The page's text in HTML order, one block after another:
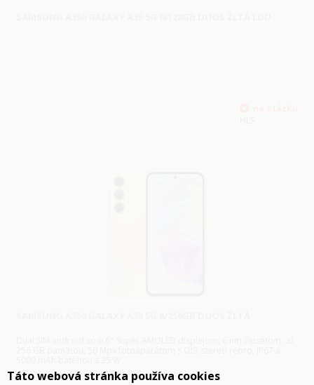
Táto webová stránka používa cookies